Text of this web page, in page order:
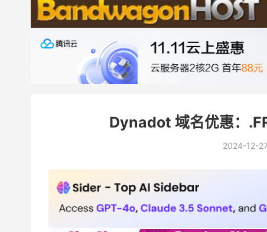
Dynadot 域名优惠：
2024-12-27